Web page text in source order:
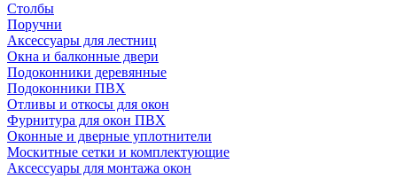
Столбы
Поручни
Аксессуары для лестниц
Окна и балконные двери
Подоконники деревянные
Подоконники ПВХ
Отливы и откосы для окон
Фурнитура для окон ПВХ
Оконные и дверные уплотнители
Москитные сетки и комплектующие
Аксессуары для монтажа окон